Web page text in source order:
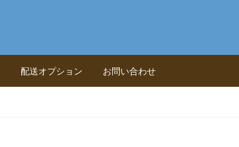
配送オプション お問い合わせ